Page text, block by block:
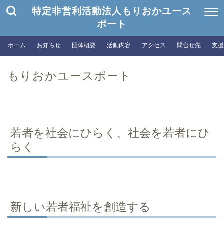
特定非営利活動法人もりおかユース
ポート
ホーム お知らせ 団体概要 活動内容 アクセス 問合せ先 支
もりおかユースポート
若者を社会にひらく、社会を若者にひ
らく
新しい若者福祉を創造する